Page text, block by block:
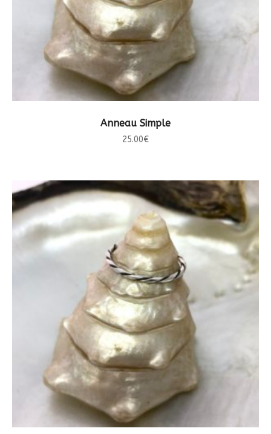
CHOIX DES OPTIONS
Anneau Simple
25.00€